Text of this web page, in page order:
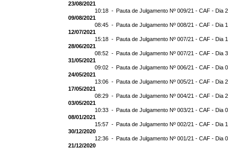
23/08/2021
10:18 - Pauta de Julgamento Nº 009/21 - CAF - Dia
09/08/2021
08:45 - Pauta de Julgamento Nº 008/21 - CAF - Dia
12/07/2021
15:18 - Pauta de Julgamento Nº 007/21 - CAF - Dia
28/06/2021
08:52 - Pauta de Julgamento Nº 007/21 - CAF - Dia
31/05/2021
09:02 - Pauta de Julgamento Nº 006/21 - CAF - Dia
24/05/2021
13:06 - Pauta de Julgamento Nº 005/21 - CAF - Dia
17/05/2021
08:29 - Pauta de Julgamento Nº 004/21 - CAF - Dia
03/05/2021
10:33 - Pauta de Julgamento Nº 003/21 - CAF - Dia
08/01/2021
15:57 - Pauta de Julgamento Nº 002/21 - CAF - Dia
30/12/2020
12:36 - Pauta de Julgamento Nº 001/21 - CAF - Dia
21/12/2020